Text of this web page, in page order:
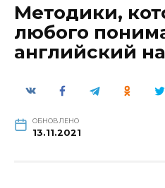
Методики,
любого
английский
ОБНОВЛЕНО
13.11.2021